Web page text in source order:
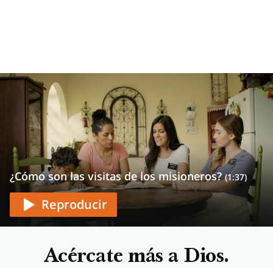
¿Cómo son las visitas de los misioneros?(1:37)
Reproducir
Acércate más a Dios.